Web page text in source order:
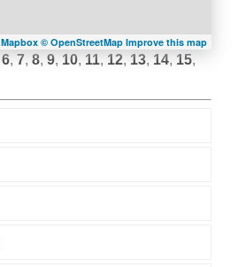
Mapbox © OpenStreetMap Improve this map
6, 7, 8, 9, 10, 11, 12, 13, 14, 15,